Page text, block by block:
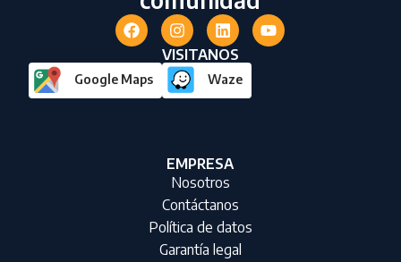
VISITANOS
Google Maps Waze
EMPRESA
Nosotros
Contáctanos
Política de datos
Garantía legal